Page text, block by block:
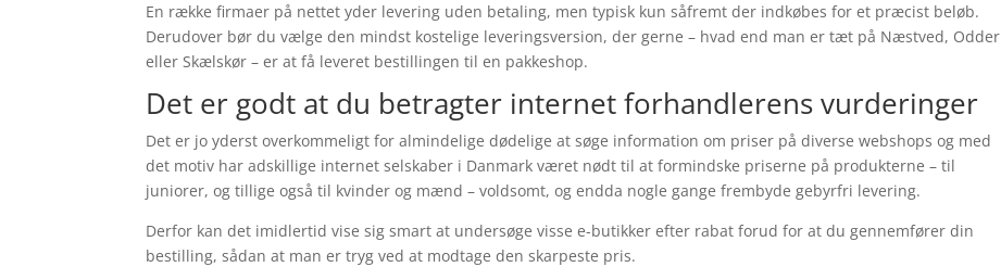
En række firmaer på nettet yder levering uden betaling, men typisk kun såfremt der indkøbes for et præcist beløb.
Derudover bør du vælge den mindst kostelige leveringsversion, der gerne – hvad end man er tæt på Næstved, Odder
eller Skælskør – er at få leveret bestillingen til en pakkeshop.
Det er godt at du betragter internet forhandlerens vurderinger
Det er jo yderst overkommeligt for almindelige dødelige at søge information om priser på diverse webshops og med
det motiv har adskillige internet selskaber i Danmark været nødt til at formindske priserne på produkterne – til
juniorer, og tillige også til kvinder og mænd – voldsomt, og endda nogle gange frembyde gebyrfri levering.
Derfor kan det imidlertid vise sig smart at undersøge visse e-butikker efter rabat forud for at du gennemfører din
bestilling, sådan at man er tryg ved at modtage den skarpeste pris.